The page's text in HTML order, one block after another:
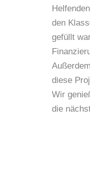
den
gefüllt
diese
Wir
die